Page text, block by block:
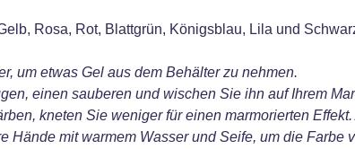
Rosa, Rot, Blattgrün, Königsblau, Lila und
um etwas Gel aus dem Behälter zu nehmen.
einen sauberen und wischen Sie ihn auf Ihrem
kneten Sie weniger für einen marmorierten
Hände mit warmem Wasser und Seife, um die Farbe